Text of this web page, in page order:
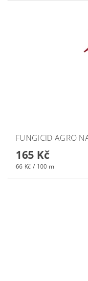
FUNGICID AGRO
165 Kč
66 Kč / 100 ml